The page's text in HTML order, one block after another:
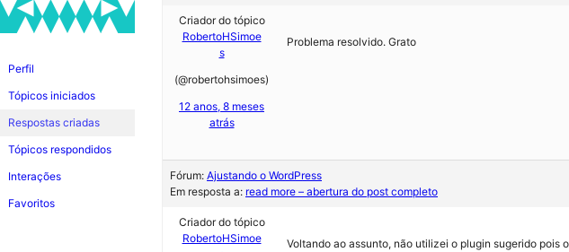
Perfil
Tópicos iniciados
Respostas criadas
Tópicos respondidos
Interações
Favoritos
Criador do tópico
RobertoHSimoe
s
(@robertohsimoes)
12 anos, 8 meses
atrás
Problema resolvido. Grato
Fórum: Ajustando o WordPress
Em resposta a: read more – abertura do post completo
Criador do tópico
RobertoHSimoe
Voltando ao assunto, não utilizei o plugin sugerido pois